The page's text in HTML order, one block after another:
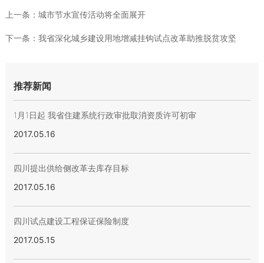
上一条： 城市节水宣传活动将全面展开
下一条： 我省深化城乡建设用地增减挂钩试点改革助推脱贫攻坚
推荐新闻
1月1日起 我省住建系统行政审批取消资质许可初审
2017.05.16
四川提出供给侧改革去库存目标
2017.05.16
四川试点建设工程保证保险制度
2017.05.15